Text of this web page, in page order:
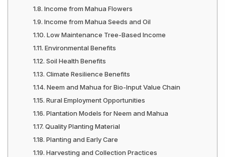
Income from Mahua Flowers
Income from Mahua Seeds and Oil
Low Maintenance Tree-Based Income
Environmental Benefits
Soil Health Benefits
Climate Resilience Benefits
Neem and Mahua for Bio-Input Value Chain
Rural Employment Opportunities
Plantation Models for Neem and Mahua
Quality Planting Material
Planting and Early Care
Harvesting and Collection Practices